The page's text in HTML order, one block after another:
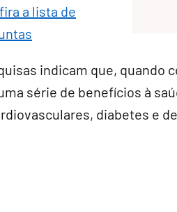
a lista de
indicam que, quando
série de benefícios à
diabetes e